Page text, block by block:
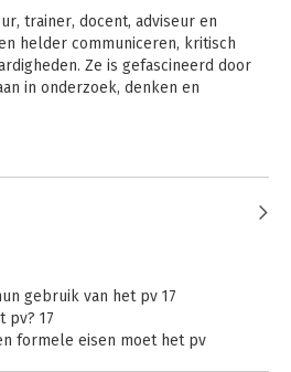
trainer, docent, adviseur en
helder communiceren, kritisch
Ze is gefascineerd door
in onderzoek, denken en
door Paula
gebruik van het pv 17
pv? 17
formele eisen moet het pv